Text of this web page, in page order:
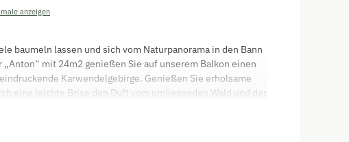
anzeigen
baumeln lassen und sich vom Naturpanorama in den Bann
mit 24m2 genießen Sie auf unserem Balkon einen
Karwendelgebirge. Genießen Sie erholsame
eine leichte Brise den Duft vom umliegenden Wald und der
Energie tanken. Nach einem ereignisreichen Urlaubstag
handgefertigten Bett aus Zirbenholz, der Ihnen neue